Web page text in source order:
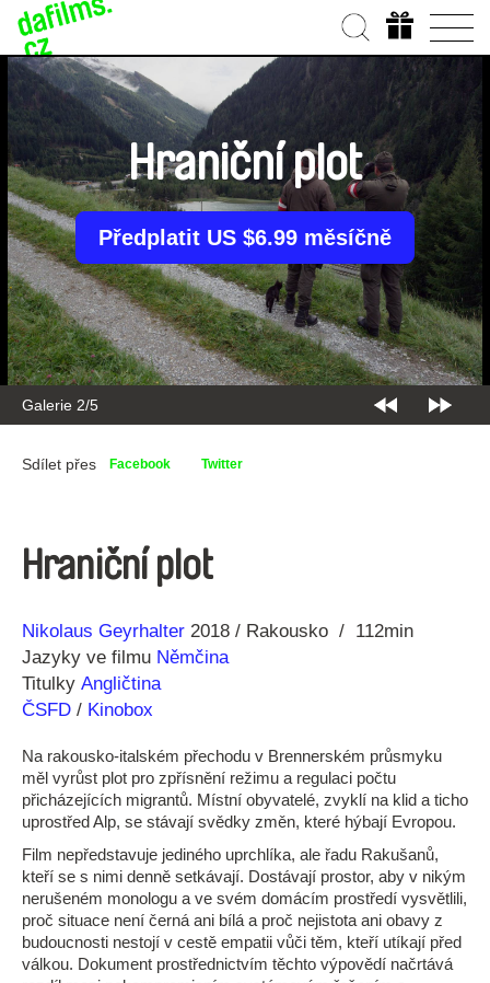
Galerie 2/5
Hraniční plot
Předplatit US $6.99 měsíčně
Sdílet přes Facebook Twitter
Hraniční plot
Režie
Nikolaus Geyrhalter
Rok 2018 Rakousko
112min
Jazyky ve filmu Němčina
Titulky Angličtina
ČSFD / Kinobox
Na rakousko-italském přechodu v Brennerském průsmyku
měl vyrůst plot pro zpřísnění režimu a regulaci počtu
přicházejících migrantů. Místní obyvatelé, zvyklí na klid a ticho
uprostřed Alp, se stávají svědky změn, které hýbají Evropou.
Film nepředstavuje jediného uprchlíka, ale řadu Rakušanů,
kteří se s nimi denně setkávají. Dostávají prostor, aby v nikým
nerušeném monologu a ve svém domácím prostředí vysvětlili,
proč situace není černá ani bílá a proč nejistota ani obavy z
budoucnosti nestojí v cestě empatii vůči těm, kteří utíkají před
válkou. Dokument prostřednictvím těchto výpovědí načrtává